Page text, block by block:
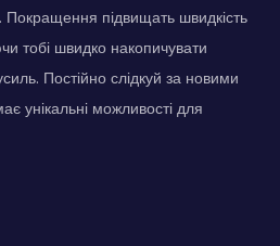
Покращення підвищать швидкість
тобі швидко накопичувати
Постійно слідкуй за новими
унікальні можливості для